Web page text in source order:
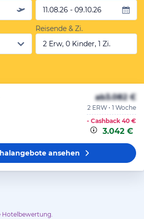
11.08.26 - 09.10.26
Reisende & Zi.
2 Erw, 0 Kinder, 1 Zi.
ab3.082 €
2 ERW • 1 Woche
- Cashback 40 €
3.042 €
ansehen
Hotelbewertung.